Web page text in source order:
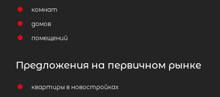
комнат
домов
помещений
Предложения на первичном рынке
квартиры в новостройках